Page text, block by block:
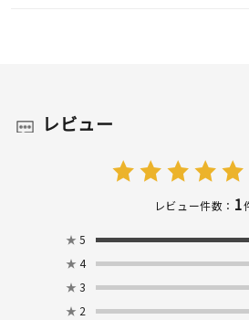
レビュー
レビュー件数： 1
★ 5
★ 4
★ 3
★ 2